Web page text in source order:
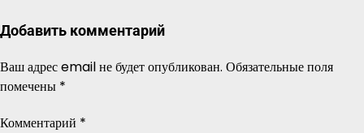
Добавить комментарий
Ваш адрес email не будет опубликован. Обязательные поля
помечены *
Комментарий *